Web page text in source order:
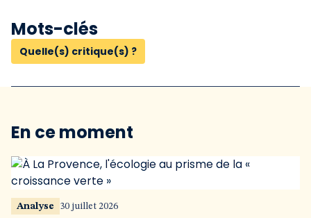
Mots-clés
Quelle(s) critique(s) ?
En ce moment
Analyse 30 juillet 2026